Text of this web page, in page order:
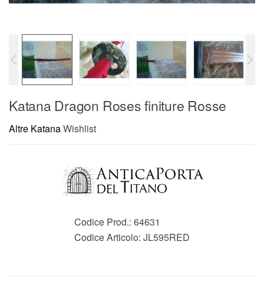
Katana Dragon Roses finiture Rosse
Altre KatanaWishlist
Codice Prod.: 64631
Codice Articolo: JL595RED